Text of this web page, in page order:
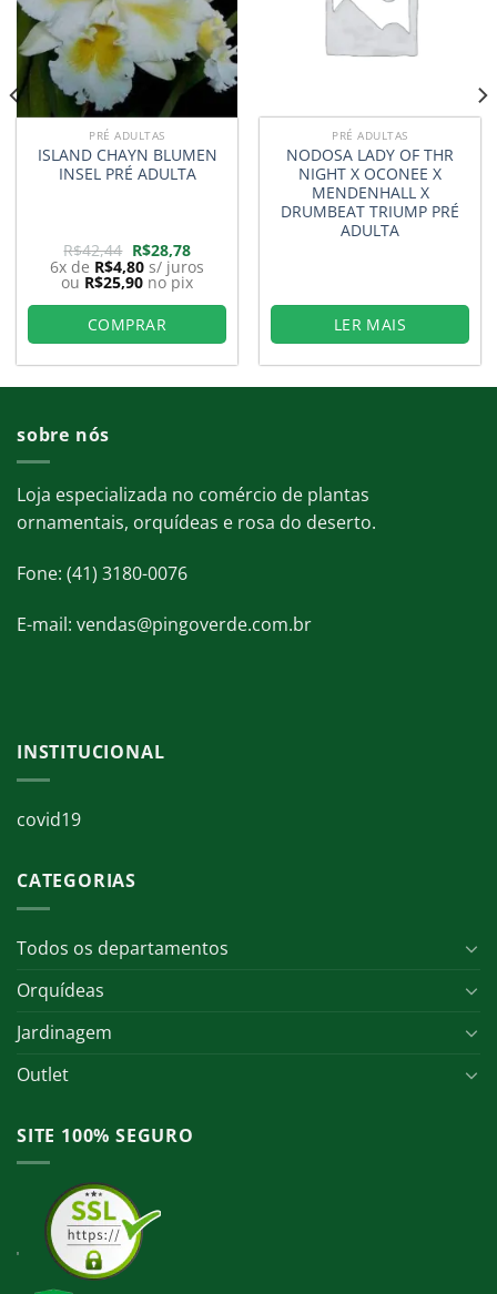
PRÉ ADULTAS
ISLAND CHAYN BLUMEN
INSEL PRÉ ADULTA
R$42,44 O
preço
original
era:
R$42,44.
R$28,78O
preço
atual
é:
R$28,78.
6x de R$4,80 s/ juros
ou R$25,90 no pix
COMPRAR
PRÉ ADULTAS
NODOSA LADY OF THR
NIGHT X OCONEE X
MENDENHALL X
DRUMBEAT TRIUMP PRÉ
ADULTA
LER MAIS
sobre nós
Loja especializada no comércio de plantas
ornamentais, orquídeas e rosa do deserto.
Fone: (41) 3180-0076
E-mail: vendas@pingoverde.com.br
INSTITUCIONAL
covid19
CATEGORIAS
Todos os departamentos
Orquídeas
Jardinagem
Outlet
SITE 100% SEGURO